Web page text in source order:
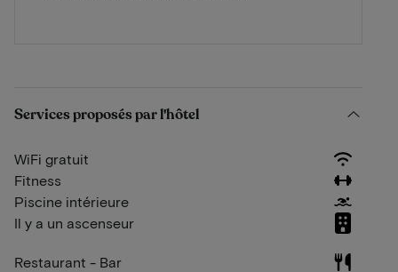
Services proposés par l'hôtel
WiFi gratuit
Fitness
Piscine intérieure
Il y a un ascenseur
Restaurant - Bar